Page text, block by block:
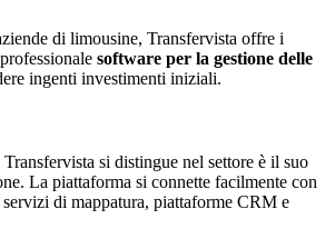
di limousine, Transfervista offre i
software per la gestione delle
ingenti investimenti iniziali.
si distingue nel settore è il suo
La piattaforma si connette facilmente con
di mappatura, piattaforme CRM e